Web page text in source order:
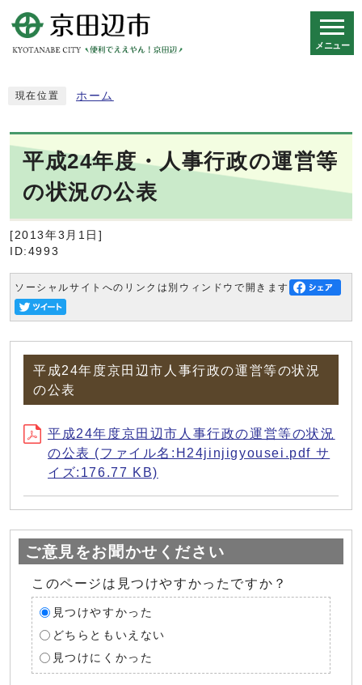
メニュー
現在位置 ホーム
平成24年度・人事行政の運営等
の状況の公表
[2013年3月1日]
ID:4993
ソーシャルサイトへのリンクは別ウィンドウで開きます
平成24年度京田辺市人事行政の運営等の状況
の公表
平成24年度京田辺市人事行政の運営等の状況
の公表 (ファイル名:H24jinjigyousei.pdf サ
イズ:176.77 KB)
ご意見をお聞かせください
このページは見つけやすかったですか？
見つけやすかった
どちらともいえない
見つけにくかった